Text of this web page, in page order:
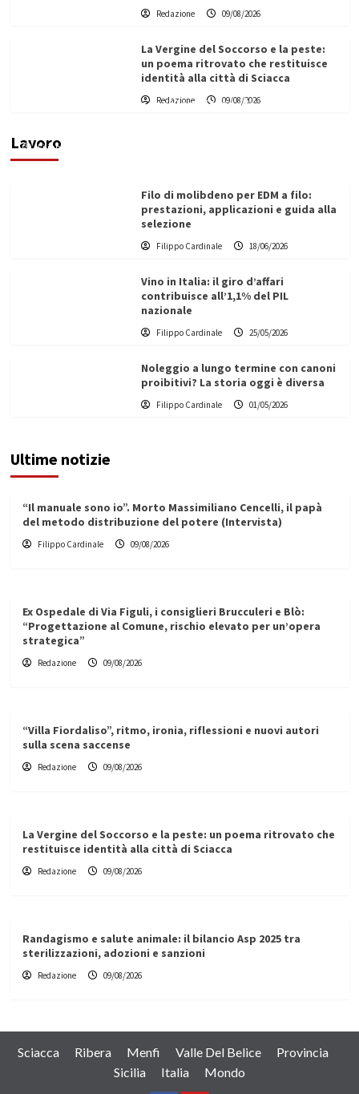
Redazione 09/08/2026
La Vergine del Soccorso e la peste:
un poema ritrovato che restituisce
identità alla città di Sciacca
Redazione 09/08/2026
Lavoro
L’ingegnere saccense Buscarnera partner chiave
di un progetto transnazionale per la transizione
Filippo Cardinale
Filo di molibdeno per EDM a filo:
prestazioni, applicazioni e guida alla
selezione
Filippo Cardinale 18/06/2026
Vino in Italia: il giro d’affari
contribuisce all’1,1% del PIL
nazionale
Filippo Cardinale 25/05/2026
Noleggio a lungo termine con canoni
proibitivi? La storia oggi è diversa
Filippo Cardinale 01/05/2026
Ultime notizie
“Il manuale sono io”. Morto Massimiliano Cencelli, il papà
del metodo distribuzione del potere (Intervista)
Filippo Cardinale 09/08/2026
Ex Ospedale di Via Figuli, i consiglieri Brucculeri e Blò:
“Progettazione al Comune, rischio elevato per un’opera
strategica”
Redazione 09/08/2026
“Villa Fiordaliso”, ritmo, ironia, riflessioni e nuovi autori
sulla scena saccense
Redazione 09/08/2026
La Vergine del Soccorso e la peste: un poema ritrovato che
restituisce identità alla città di Sciacca
Redazione 09/08/2026
Randagismo e salute animale: il bilancio Asp 2025 tra
sterilizzazioni, adozioni e sanzioni
Redazione 09/08/2026
Sciacca Ribera Menfi Valle Del Belice
Provincia
Sicilia
Italia Mondo